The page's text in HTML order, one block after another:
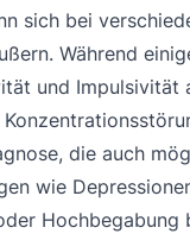
sich bei
Während
und Impulsivität
die auch
wie
Hochbegabung